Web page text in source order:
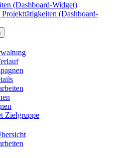
(Dashboard-Widget)
Projekttätigkeiten (Dashboard-
Zielgruppe